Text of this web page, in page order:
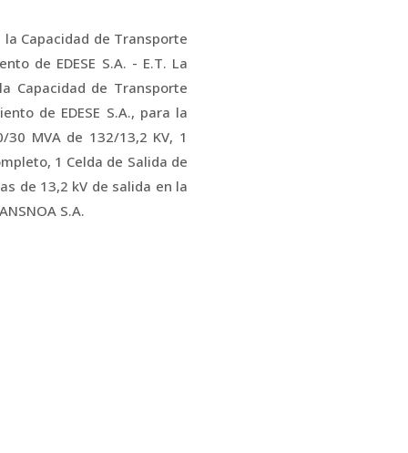
la Capacidad de Transporte
de EDESE S.A. - E.T. La
Capacidad de Transporte
de EDESE S.A., para la
MVA de 132/13,2 KV, 1
1 Celda de Salida de
de 13,2 kV de salida en la
S.A.